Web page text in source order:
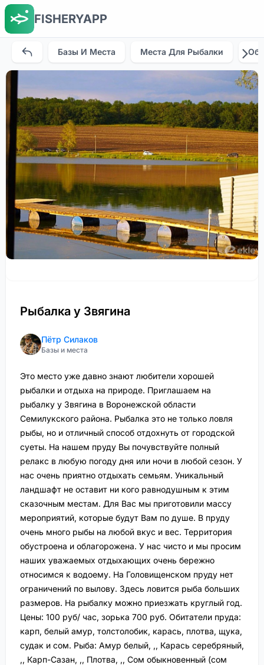
FISHERYAPP
Базы И Места Места Для Рыбалки
Рыбалка у Звягина
Пётр Силаков
Базы и места
Это место уже давно знают любители хорошей
рыбалки и отдыха на природе. Приглашаем на
рыбалку у Звягина в Воронежской области
Семилукского района. Рыбалка это не только ловля
рыбы, но и отличный способ отдохнуть от городской
суеты. На нашем пруду Вы почувствуйте полный
релакс в любую погоду дня или ночи в любой сезон. У
нас очень приятно отдыхать семьям. Уникальный
ландшафт не оставит ни кого равнодушным к этим
сказочным местам. Для Вас мы приготовили массу
мероприятий, которые будут Вам по душе. В пруду
очень много рыбы на любой вкус и вес. Территория
обустроена и облагорожена. У нас чисто и мы просим
наших уважаемых отдыхающих очень бережно
относимся к водоему. На Головищенском пруду нет
ограничений по вылову. Здесь ловится рыба больших
размеров. На рыбалку можно приезжать круглый год.
Цены: 100 руб/ час, зорька 700 руб. Обитатели пруда:
карп, белый амур, толстолобик, карась, плотва, щука,
судак и сом. Рыба: Амур белый, ,, Карась серебряный,
,, Карп-Сазан, ,, Плотва, ,, Сом обыкновенный (сом